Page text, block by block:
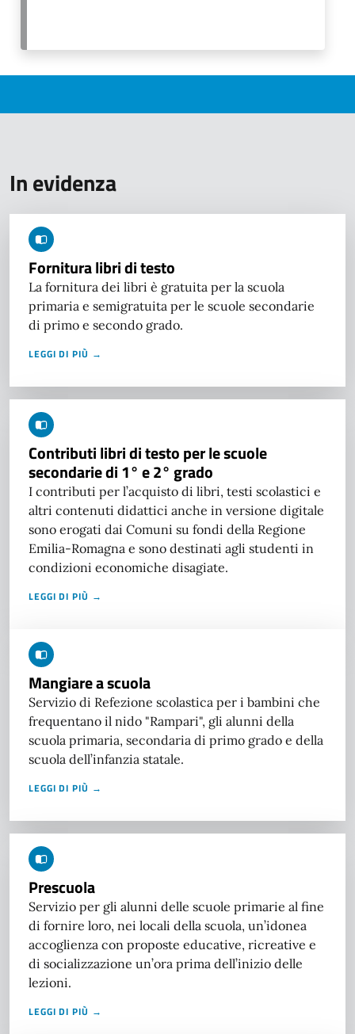
In evidenza
Fornitura libri di testo
La fornitura dei libri è gratuita per la scuola
primaria e semigratuita per le scuole secondarie
di primo e secondo grado.
LEGGI DI PIÙ →
Contributi libri di testo per le scuole
secondarie di 1° e 2° grado
I contributi per l’acquisto di libri, testi scolastici e
altri contenuti didattici anche in versione digitale
sono erogati dai Comuni su fondi della Regione
Emilia-Romagna e sono destinati agli studenti in
condizioni economiche disagiate.
LEGGI DI PIÙ →
Mangiare a scuola
Servizio di Refezione scolastica per i bambini che
frequentano il nido "Rampari", gli alunni della
scuola primaria, secondaria di primo grado e della
scuola dell’infanzia statale.
LEGGI DI PIÙ →
Prescuola
Servizio per gli alunni delle scuole primarie al fine
di fornire loro, nei locali della scuola, un’idonea
accoglienza con proposte educative, ricreative e
di socializzazione un’ora prima dell’inizio delle
lezioni.
LEGGI DI PIÙ →